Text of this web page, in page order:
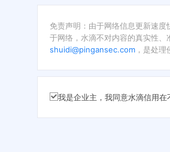
免责声明：由于网络信息更新速
于网络，水滴不对内容的真实性
shuidi@pingansec.com ，是处
我是企业主，我同意水滴信用在